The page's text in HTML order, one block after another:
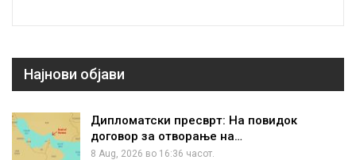
Најнови објави
Дипломатски пресврт: На повидок
договор за отворање на…
8 Aug, 2026 во 16:36 часот.